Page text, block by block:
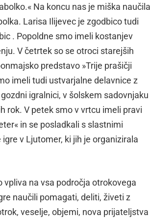
Na koncu nas je miška naučila
Larisa Ilijevec je zgodbico tudi
. Popoldne smo imeli kostanjev
V četrtek so se otroci starejših
predstavo »Trije prašičji
imeli tudi ustvarjalne delavnice z
igralnici, v šolskem sadovnjaku
rok. V petek smo v vrtcu imeli pravi
in se posladkali s slastnimi
v Ljutomer, ki jih je organizirala
vpliva na vsa področja otrokovega
naučili pomagati, deliti, živeti z
veselje, objemi, nova prijateljstva